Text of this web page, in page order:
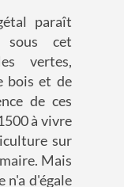
paraît
sous cet
vertes,
bois et de
de ces
à vivre
sur
Mais
n'a d'égale